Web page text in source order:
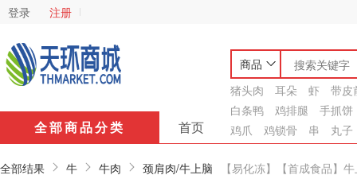
登录 注册
商品
猪头肉
耳朵 虾
带皮
白条鸭
鸡排腿
手抓饼
鸡爪
鸡锁骨 串 丸子
全部商品分类 首页
全部结果 牛 牛肉 颈肩肉/牛上脑 【易化冻】【首成食品】